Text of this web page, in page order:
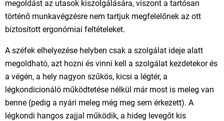
megoldást az utasok kiszolgálására, viszont a tartósan
történő munkavégzésre nem tartjuk megfelelőnek az ott
biztosított ergonómiai feltételeket.
A széfek elhelyezése helyben csak a szolgálat ideje alatt
megoldható, azt hozni és vinni kell a szolgálat kezdetekor és
a végén, a hely nagyon szűkös, kicsi a légtér, a
légkondicionáló működtetése nélkül már most is meleg van
benne (pedig a nyári meleg még meg sem érkezett). A
légkondi hangos zajjal működik, a hideg levegőt kis